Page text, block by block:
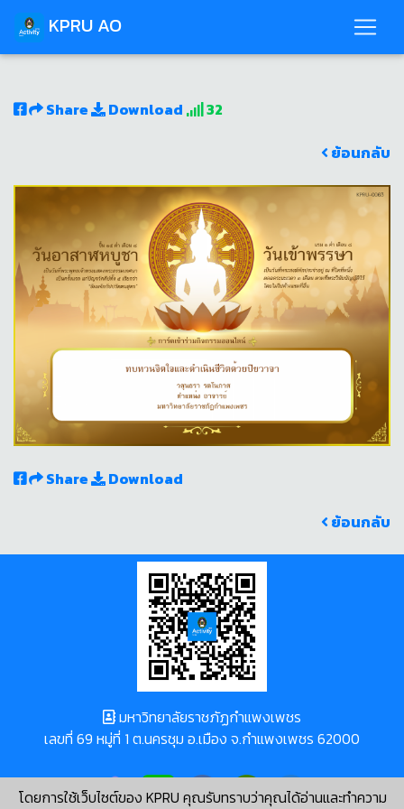
KPRU AO
Share Download
32
ย้อนกลับ
Share
Download
ย้อนกลับ
โดยการใช้เว็บไซต์ของ KPRU คุณรับทราบว่าคุณได้อ่านและทำความ
มหาวิทยาลัยราชภัฏกำแพงเพชร
เลขที่ 69 หมู่ที่ 1 ต.นครชุม อ.เมือง จ.กำแพงเพชร 62000